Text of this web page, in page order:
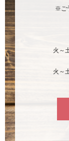
※ご
火～
火～